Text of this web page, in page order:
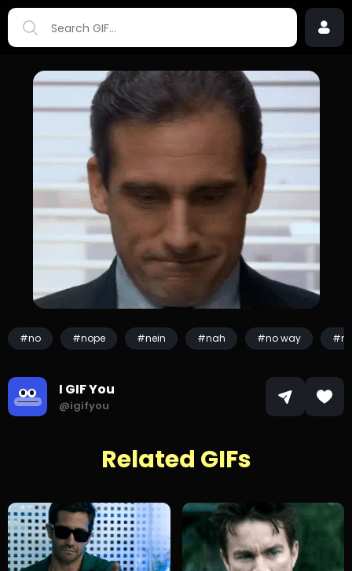
#no #nope #nein #nah #no way
I GIF You
@igifyou
Related GIFs